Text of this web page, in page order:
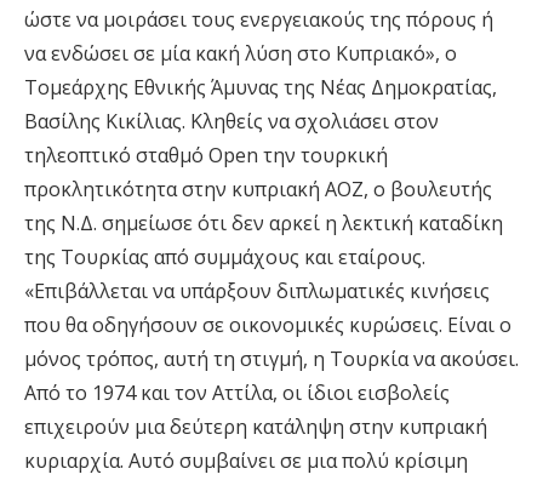
ώστε να μοιράσει τους ενεργειακούς της πόρους ή
να ενδώσει σε μία κακή λύση στο Κυπριακό», ο
Τομεάρχης Εθνικής Άμυνας της Νέας Δημοκρατίας,
Βασίλης Κικίλιας. Κληθείς να σχολιάσει στον
τηλεοπτικό σταθμό Open την τουρκική
προκλητικότητα στην κυπριακή ΑΟΖ, ο βουλευτής
της Ν.Δ. σημείωσε ότι δεν αρκεί η λεκτική καταδίκη
της Τουρκίας από συμμάχους και εταίρους.
«Επιβάλλεται να υπάρξουν διπλωματικές κινήσεις
που θα οδηγήσουν σε οικονομικές κυρώσεις. Είναι ο
μόνος τρόπος, αυτή τη στιγμή, η Τουρκία να ακούσει.
Από το 1974 και τον Αττίλα, οι ίδιοι εισβολείς
επιχειρούν μια δεύτερη κατάληψη στην κυπριακή
κυριαρχία. Αυτό συμβαίνει σε μια πολύ κρίσιμη